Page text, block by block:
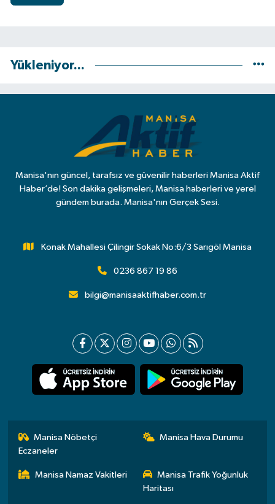
Yükleniyor...
Manisa'nın güncel, tarafsız ve güvenilir haberleri Manisa Aktif
Haber’de! Son dakika gelişmeleri, Manisa haberleri ve yerel
gündem burada. Manisa'nın Gerçek Sesi.
Konak Mahallesi Çilingir Sokak No:6/3 Sarıgöl Manisa
0236 867 19 86
bilgi@manisaaktifhaber.com.tr
Manisa Nöbetçi
Eczaneler
Manisa Hava Durumu
Manisa Namaz Vakitleri
Manisa Trafik Yoğunluk
Haritası